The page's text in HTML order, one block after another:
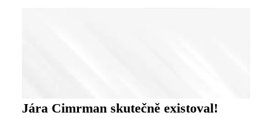
Jára Cimrman skutečně existoval!